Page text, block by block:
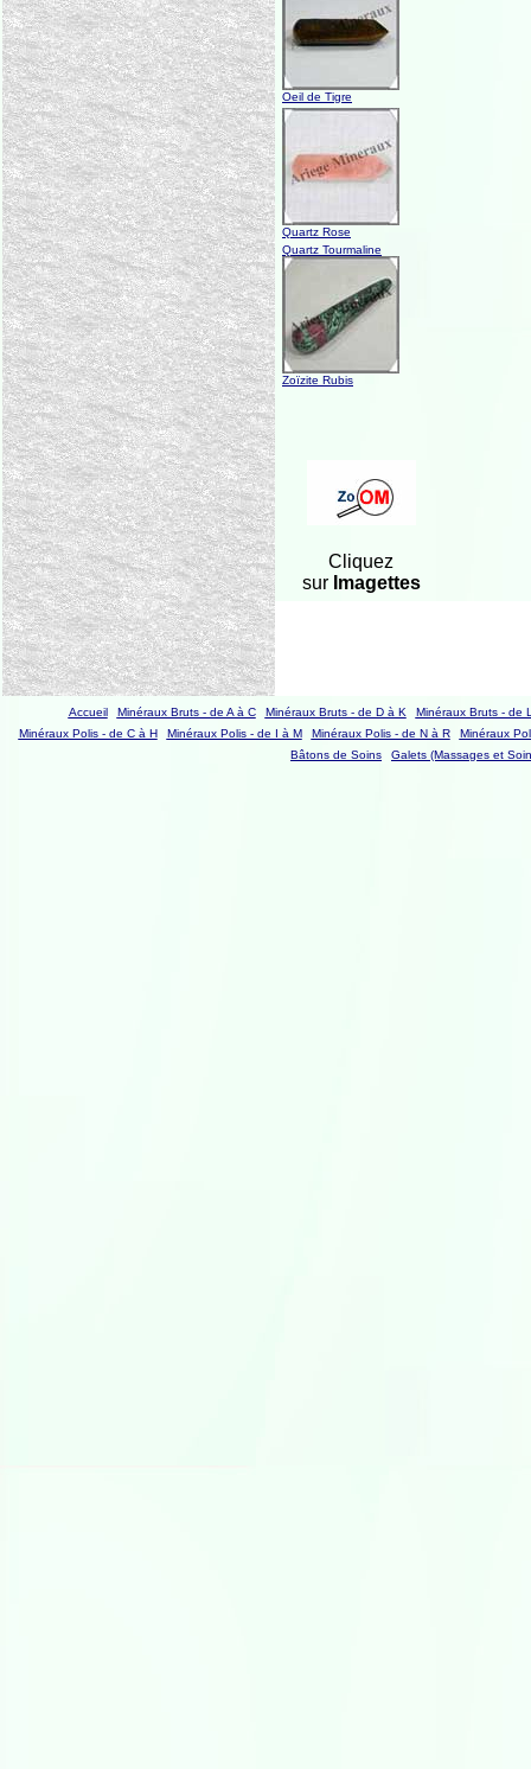
Oeil de Tigre
Quartz Rose
Quartz Tourmaline
Zoïzite Rubis
Cliquez
surImagettes
Accueil Minéraux Bruts - de A à C Minéraux Bruts - de D à K
Minéraux Bruts - de
Minéraux Polis - de C à H
Minéraux Polis - de I à M Minéraux Polis - de N à R
Minéraux
Bâtons de Soins
Galets (Massages et